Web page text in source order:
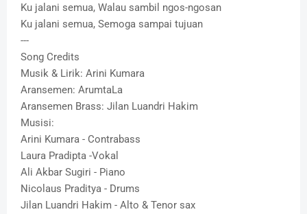
Ku jalani semua, Walau sambil ngos-ngosan
Ku jalani semua, Semoga sampai tujuan
---
Song Credits
Musik & Lirik: Arini Kumara
Aransemen: ArumtaLa
Aransemen Brass: Jilan Luandri Hakim
Musisi:
Arini Kumara - Contrabass
Laura Pradipta -Vokal
Ali Akbar Sugiri - Piano
Nicolaus Praditya - Drums
Jilan Luandri Hakim - Alto & Tenor sax